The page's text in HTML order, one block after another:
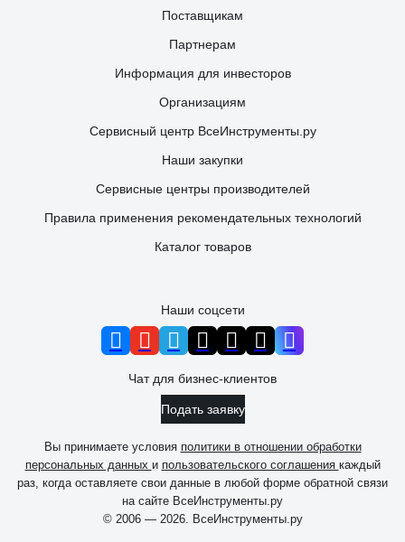
Поставщикам
Партнерам
Информация для инвесторов
Организациям
Сервисный центр ВсеИнструменты.ру
Наши закупки
Сервисные центры производителей
Правила применения рекомендательных технологий
Каталог товаров
Наши соцсети
Чат для бизнес-клиентов
Подать заявку
Вы принимаете условия политики в отношении обработки
персональных данных и пользовательского соглашения каждый
раз, когда оставляете свои данные в любой форме обратной связи
на сайте ВсеИнструменты.ру
© 2006 — 2026. ВсеИнструменты.ру